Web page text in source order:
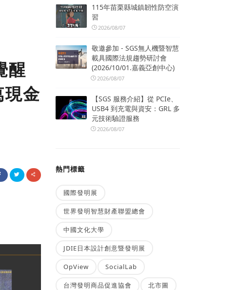
醒
金
115年苗栗縣城鎮韌性防空演
習
2026/08/07
敬邀參加 - SGS無人機暨智慧
載具國際法規趨勢研討會
(2026/10/01.嘉義亞創中心)
2026/08/07
【SGS 服務介紹】從 PCIe、
USB4 到充電與資安：GRL 多
元技術驗證服務
2026/08/07
熱門標籤
國際發明展
世界發明智慧財產聯盟總會
中國文化大學
JDIE日本設計創意暨發明展
OpView SocialLab
台灣發明商品促進協會 北市圖